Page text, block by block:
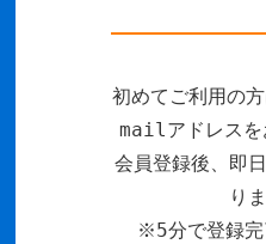
初めてご利用の
mailアドレスを
会員登録後、即
り
※5分で登録完